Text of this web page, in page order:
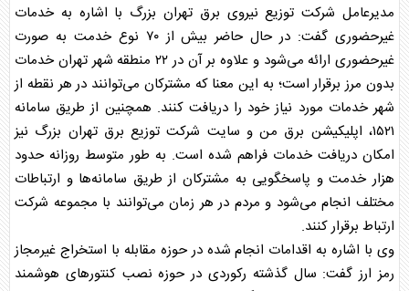
مدیرعامل شرکت توزیع نیروی برق تهران بزرگ با اشاره به خدمات
غیرحضوری گفت: در حال حاضر بیش از ۷۰ نوع خدمت به صورت
غیرحضوری ارائه می‌شود و علاوه بر آن در ۲۲ منطقه شهر تهران خدمات
بدون مرز برقرار است؛ به این معنا که مشترکان می‌توانند در هر نقطه از
شهر خدمات مورد نیاز خود را دریافت کنند. همچنین از طریق سامانه
۱۵۲۱، اپلیکیشن
برق من و سایت شرکت توزیع برق تهران بزرگ نیز
امکان دریافت خدمات فراهم شده است. به طور متوسط روزانه حدود
هزار خدمت و پاسخگویی به مشترکان از طریق سامانه‌ها و ارتباطات
مختلف انجام می‌شود و مردم در هر زمان می‌توانند با مجموعه شرکت
ارتباط برقرار کنند.
وی با اشاره به اقدامات انجام شده در حوزه مقابله با استخراج غیرمجاز
رمز ارز گفت: سال گذشته رکوردی در حوزه نصب کنتورهای هوشمند